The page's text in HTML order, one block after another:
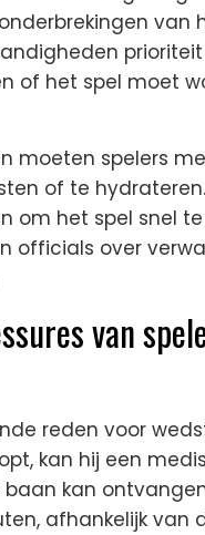
van
of het spel moet
moeten spelers
of te
om het spel snel
officials over
van
reden voor
kan hij een
kan
afhankelijk van